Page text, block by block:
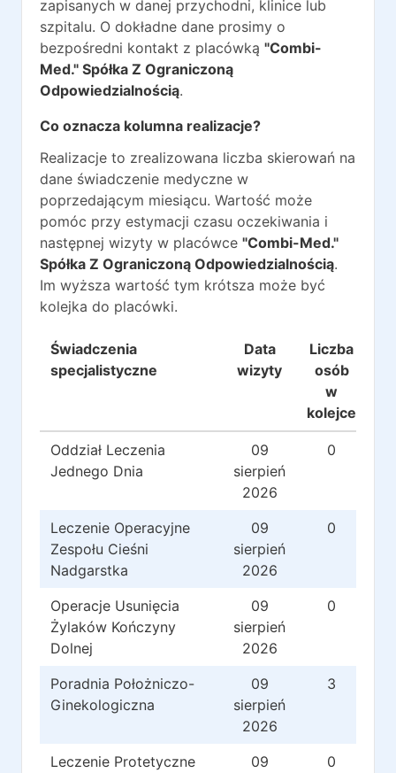
zapisanych w danej przychodni, klinice lub
szpitalu. O dokładne dane prosimy o
bezpośredni kontakt z placówką "Combi-
Med." Spółka Z Ograniczoną
Odpowiedzialnością.
Co oznacza kolumna realizacje?
Realizacje to zrealizowana liczba skierowań na
dane świadczenie medyczne w
poprzedającym miesiącu. Wartość może
pomóc przy estymacji czasu oczekiwania i
następnej wizyty w placówce "Combi-Med."
Spółka Z Ograniczoną Odpowiedzialnością.
Im wyższa wartość tym krótsza może być
kolejka do placówki.
Świadczenia
specjalistyczne
Data
wizyty
Liczba
osób
w
kolejce
Oddział Leczenia
Jednego Dnia
09
sierpień
2026
0
Leczenie Operacyjne
Zespołu Cieśni
Nadgarstka
09
sierpień
2026
0
Operacje Usunięcia
Żylaków Kończyny
Dolnej
09
sierpień
2026
0
Poradnia Położniczo-
Ginekologiczna
09
sierpień
2026
3
Leczenie Protetyczne
09
0